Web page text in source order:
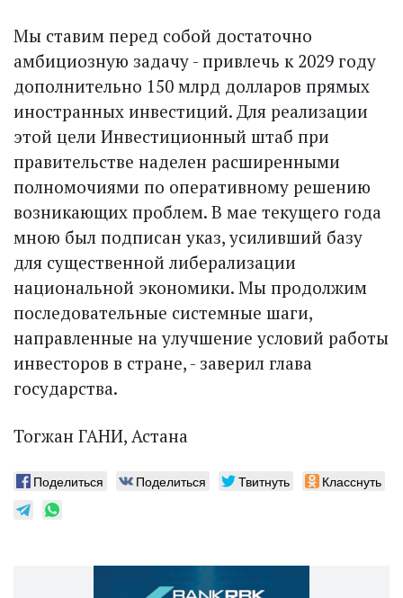
Мы ставим перед собой достаточно
амбициозную задачу - привлечь к 2029 году
дополнительно 150 млрд долларов прямых
иностранных инвестиций. Для реализации
этой цели Инвестиционный штаб при
правительстве наделен расширенными
полномочиями по оперативному решению
возникающих проблем. В мае текущего года
мною был подписан указ, усиливший базу
для существенной либерализации
национальной экономики. Мы продолжим
последовательные системные шаги,
направленные на улучшение условий работы
инвесторов в стране, - заверил глава
государства.
Тогжан ГАНИ, Астана
Поделиться Поделиться Твитнуть Класснуть